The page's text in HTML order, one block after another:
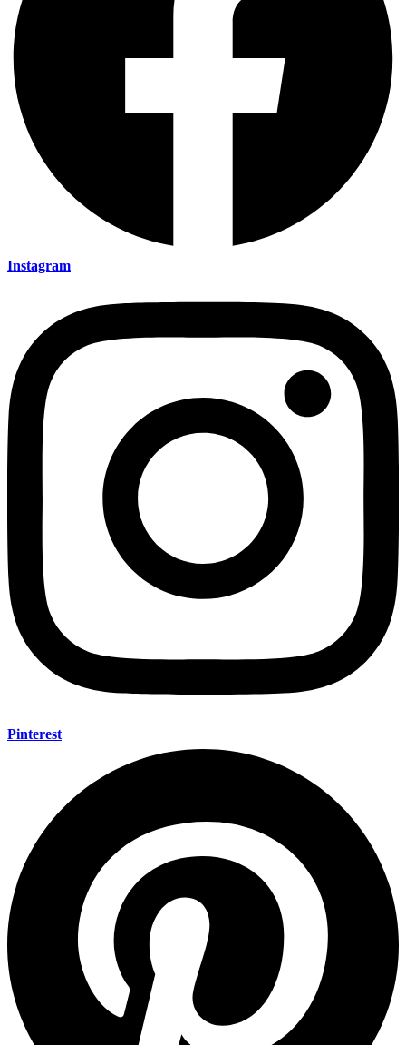
Instagram
Pinterest